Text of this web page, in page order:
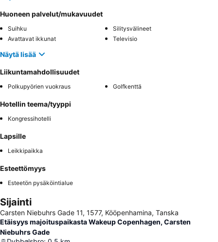
Huoneen palvelut/mukavuudet
Suihku
Silitysvälineet
Avattavat ikkunat
Televisio
Näytä lisää
Liikuntamahdollisuudet
Polkupyörien vuokraus Golfkenttä
Hotellin teema/tyyppi
Kongressihotelli
Lapsille
Leikkipaikka
Esteettömyys
Esteetön pysäköintialue
Sijainti
Carsten Niebuhrs Gade 11, 1577, Kööpenhamina, Tanska
Etäisyys majoituspaikasta Wakeup Copenhagen, Carsten
Niebuhrs Gade